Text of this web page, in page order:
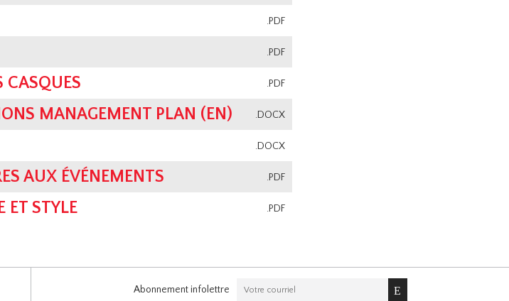
.PDF
.PDF
.PDF
CASQUES
.DOCX
MANAGEMENT PLAN (EN)
.DOCX
.PDF
AUX ÉVÉNEMENTS
.PDF
ET STYLE
Abonnement infolettre